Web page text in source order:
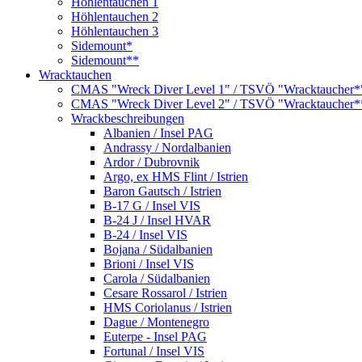
Höhlentauchen 2
Höhlentauchen 3
Sidemount*
Sidemount**
Wracktauchen
CMAS "Wreck Diver Level 1" / TSVÖ
CMAS "Wreck Diver Level 2" / TSVÖ
Wrackbeschreibungen
Albanien / Insel PAG
Andrassy / Nordalbanien
Ardor / Dubrovnik
Argo, ex HMS Flint / Istrien
Baron Gautsch / Istrien
B-17 G / Insel VIS
B-24 J / Insel HVAR
B-24 / Insel VIS
Bojana / Südalbanien
Brioni / Insel VIS
Carola / Südalbanien
Cesare Rossarol / Istrien
HMS Coriolanus / Istrien
Dague / Montenegro
Euterpe - Insel PAG
Fortunal / Insel VIS